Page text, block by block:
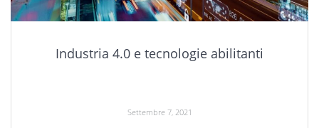
Industria 4.0 e tecnologie abilitanti
Settembre 7, 2021